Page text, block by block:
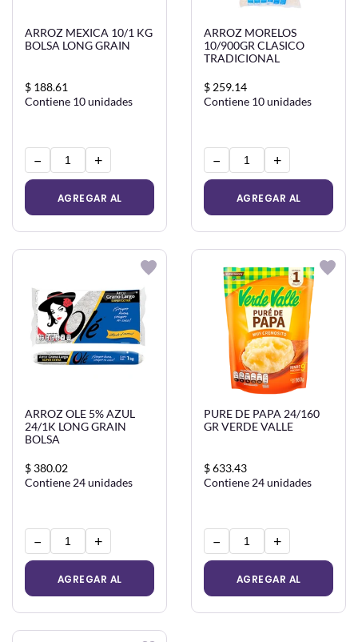
ARROZ MEXICA 10/1 KG
BOLSA LONG GRAIN
$ 188.61
Contiene 10 unidades
− +
AGREGAR AL
CARRITO
ARROZ MORELOS
10/900GR CLASICO
TRADICIONAL
$ 259.14
Contiene 10 unidades
− +
AGREGAR AL
CARRITO
ARROZ OLE 5% AZUL
24/1K LONG GRAIN
BOLSA
$ 380.02
Contiene 24 unidades
− +
AGREGAR AL
CARRITO
PURE DE PAPA 24/160
GR VERDE VALLE
$ 633.43
Contiene 24 unidades
− +
AGREGAR AL
CARRITO